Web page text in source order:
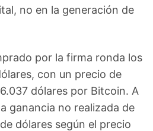
no en la generación de
por la firma ronda los
con un precio de
dólares por Bitcoin. A
ganancia no realizada de
dólares según el precio